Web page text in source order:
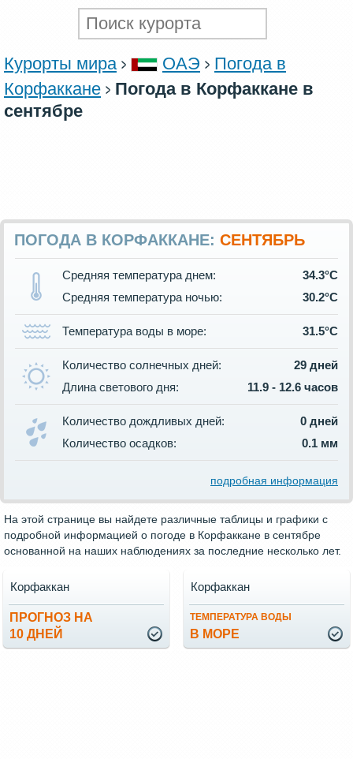
Курорты мира ОАЭ
Погода в
Корфаккане
Погода в Корфаккане в
сентябре
ПОГОДА В КОРФАККАНЕ: СЕНТЯБРЬ
Средняя температура днем:
34.3°C
Средняя температура ночью:
30.2°C
Температура воды в море: 31.5°C
Количество солнечных дней:
29 дней
Длина светового дня:
11.9 - 12.6 часов
Количество дождливых дней:
0 дней
Количество осадков:
0.1 мм
подробная информация
На этой странице вы найдете различные таблицы и графики с
подробной информацией о погоде в Корфаккане в сентябре
основанной на наших наблюдениях за последние несколько лет.
ПРОГНОЗ НА
10 ДНЕЙ
Корфаккан
ТЕМПЕРАТУРА ВОДЫ
В МОРЕ
Корфаккан